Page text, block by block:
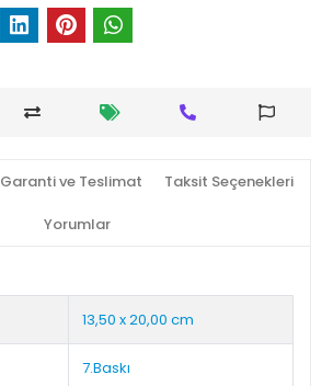
Garanti ve Teslimat Taksit Seçenekleri
Yorumlar
13,50 x 20,00 cm
7.Baskı